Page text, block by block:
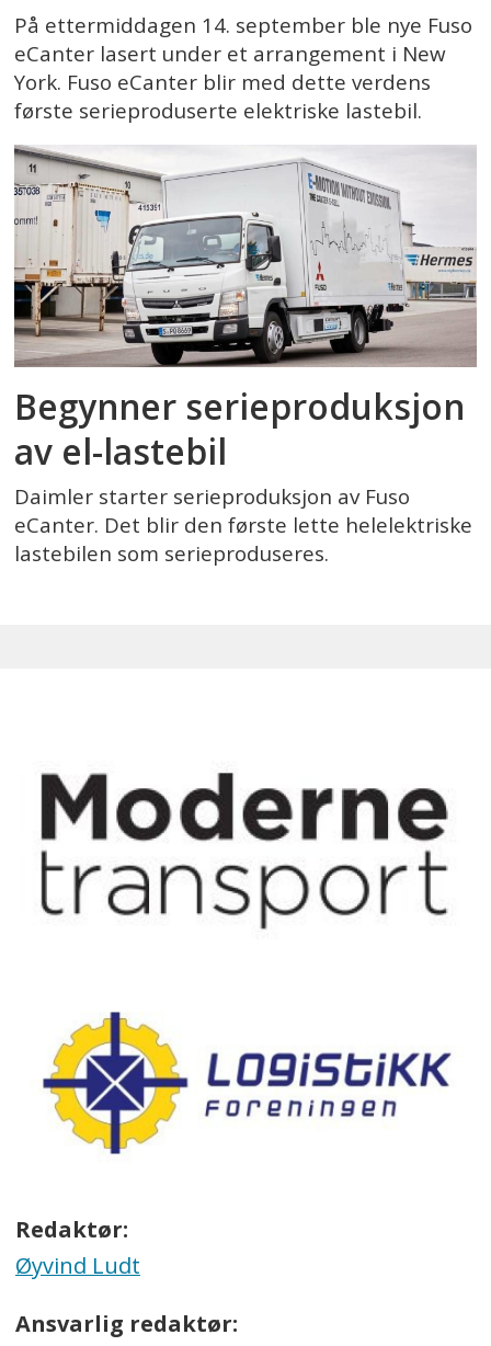
På ettermiddagen 14. september ble nye Fuso
eCanter lasert under et arrangement i New
York. Fuso eCanter blir med dette verdens
første serieproduserte elektriske lastebil.
Begynner serieproduksjon
av el-lastebil
Daimler starter serieproduksjon av Fuso
eCanter. Det blir den første lette helelektriske
lastebilen som serieproduseres.
Redaktør:
Øyvind Ludt
Ansvarlig redaktør: